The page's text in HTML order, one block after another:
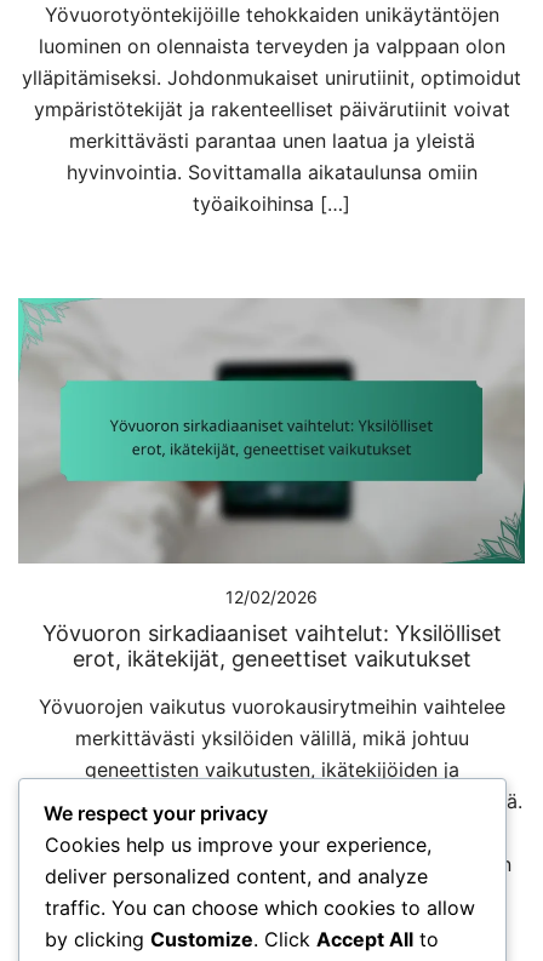
Yövuorotyöntekijöille tehokkaiden unikäytäntöjen
luominen on olennaista terveyden ja valppaan olon
ylläpitämiseksi. Johdonmukaiset unirutiinit, optimoidut
ympäristötekijät ja rakenteelliset päivärutiinit voivat
merkittävästi parantaa unen laatua ja yleistä
hyvinvointia. Sovittamalla aikataulunsa omiin
työaikoihinsa […]
12/02/2026
Yövuoron sirkadiaaniset vaihtelut: Yksilölliset
erot, ikätekijät, geneettiset vaikutukset
Yövuorojen vaikutus vuorokausirytmeihin vaihtelee
merkittävästi yksilöiden välillä, mikä johtuu
geneettisten vaikutusten, ikätekijöiden ja
henkilökohtaisten elämäntapavalintojen yhdistelmästä.
Nämä sisäiset prosessit, jotka säätelevät
univalverytmiä, voivat häiriintyä yötyön vaatimusten
vuoksi, mikä voi johtaa […]
We respect your privacy
Cookies help us improve your experience,
deliver personalized content, and analyze
traffic. You can choose which cookies to allow
by clicking Customize. Click Accept All to